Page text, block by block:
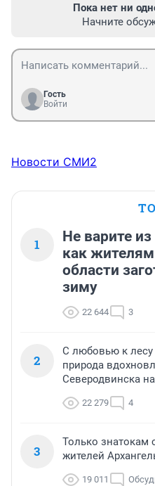
Пока нет ни
Начните
Гость
Войти
Новости СМИ2
1
Не варите
как
области
зиму
22 644 3
2
С любовью к лесу
природа
Северодвинска
22 279 4
3
Только знатокам
жителей
19 011